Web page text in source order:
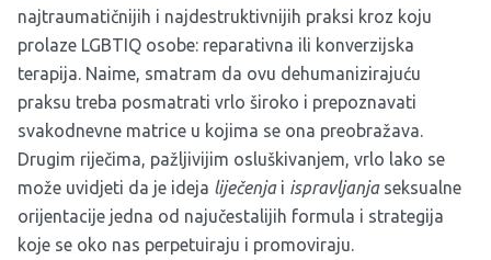
najtraumatičnijih i najdestruktivnijih praksi kroz koju
prolaze LGBTIQ osobe: reparativna ili konverzijska
terapija. Naime, smatram da ovu dehumanizirajuću
praksu treba posmatrati vrlo široko i prepoznavati
svakodnevne matrice u kojima se ona preobražava.
Drugim riječima, pažljivijim osluškivanjem, vrlo lako se
može uvidjeti da je ideja liječenjai ispravljanjaseksualne
orijentacije jedna od najučestalijih formula i strategija
koje se oko nas perpetuiraju i promoviraju.